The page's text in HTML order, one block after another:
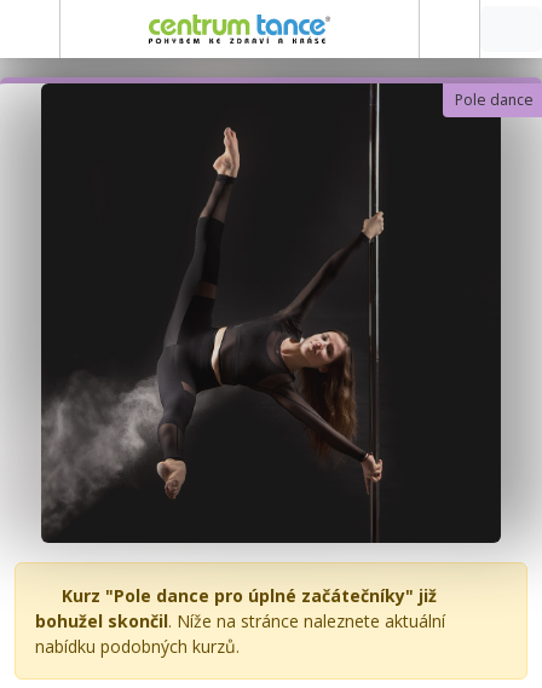
Pole dance
Kurz "Pole dance pro úplné začátečníky" již
bohužel skončil. Níže na stránce naleznete aktuální
nabídku podobných kurzů.